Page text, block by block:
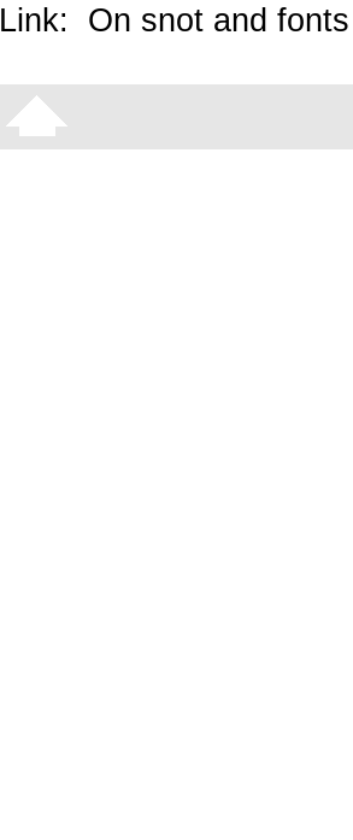
Link: On snot and fonts